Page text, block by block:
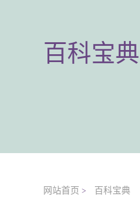
百科宝典
网站首页 > 百科宝典